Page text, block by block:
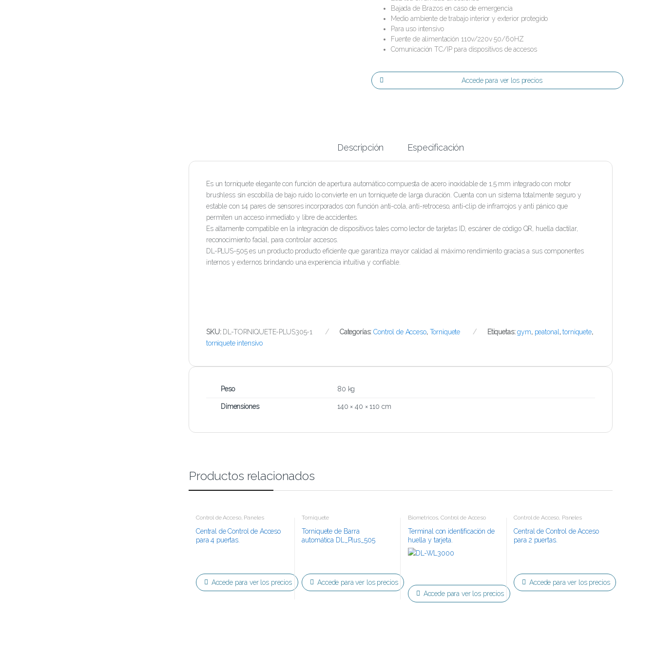
Bajada de Brazos en caso de emergencia
Medio ambiente de trabajo interior y exterior protegido
Para uso intensivo
Fuente de alimentación 110v/220v 50/60HZ
Comunicación TC/IP para dispositivos de accesos
Accede para ver los precios
Descripción Especificación
Es un torniquete elegante con función de apertura automático compuesta de acero inoxidable de 1.5 mm integrado con motor
brushless sin escobilla de bajo ruido lo convierte en un torniquete de larga duración. Cuenta con un sistema totalmente seguro y
estable con 14 pares de sensores incorporados con función anti-cola, anti-retroceso, anti-clip de infrarrojos y anti pánico que
permiten un acceso inmediato y libre de accidentes.
Es altamente compatible en la integración de dispositivos tales como lector de tarjetas ID, escáner de código QR, huella dactilar,
reconocimiento facial, para controlar accesos.
DL-PLUS-505 es un producto producto eficiente que garantiza mayor calidad al máximo rendimiento gracias a sus componentes
internos y externos brindando una experiencia intuitiva y confiable.
SKU: DL-TORNIQUETE-PLUS305-1 Categorías:Control de Acceso, Torniquete Etiquetas:gym, peatonal,torniquete,
torniquete intensivo
Peso 80 kg
Dimensiones 140 × 40 × 110 cm
Productos relacionados
Control de Acceso, Paneles
Central de Control de Acceso
para 4 puertas.
Accede para ver los precios
Torniquete
Torniquete de Barra
automática DL_Plus_505
Accede para ver los precios
Biometricos,Control de Acceso
Terminal con identificación de
huella y tarjeta.
Accede para ver los precios
Control de Acceso, Paneles
Central de Control de Acceso
para 2 puertas.
Accede para ver los precios